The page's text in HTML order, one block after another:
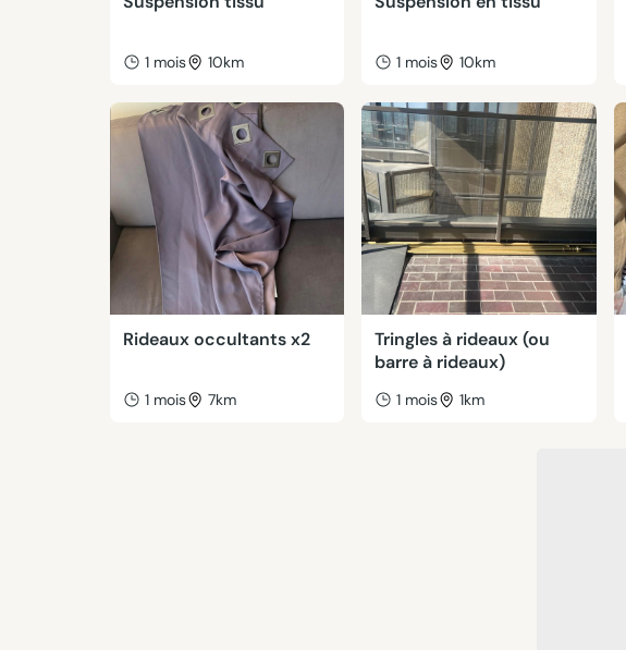
1 mois 10km 1 mois 10km
Rideaux occultants x2
1 mois 7km
Tringles à rideaux (ou
barre à rideaux)
1 mois 1km